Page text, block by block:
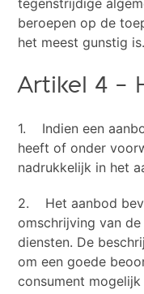
tegenstrijdige
beroepen op de
het meest gunstig is.
Artikel 4 –
1. Indien een
heeft of onder
nadrukkelijk in het
2. Het aanbod
omschrijving van
diensten. De
om een goede
consument